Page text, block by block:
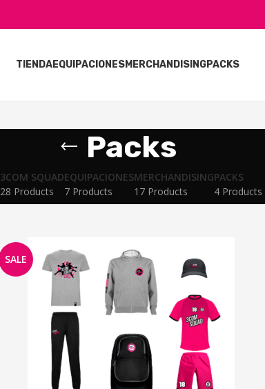
TIENDAEQUIPACIONESMERCHANDISINGPACKS
Packs
3COM SQUAD
28 Products
EQUIPACIONES
7 Products
MERCHANDISING
17 Products
PACKS
4 Products
SALE